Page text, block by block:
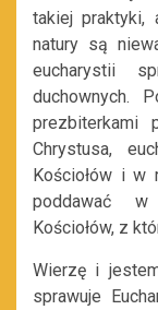
takiej praktyki,
natury są
eucharystii
duchownych.
prezbiterkami
Chrystusa,
Kościołów i w
poddawać w
Kościołów, z
Wierzę i
sprawuje